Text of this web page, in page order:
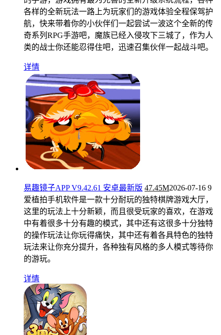
各样的全新玩法一路上为玩家们的游戏体验全程保驾护
航，快来带着你的小伙伴们一起尝试一波这个全新的传
奇系列RPG手游吧，魔族已经入侵攻下三城了，作为人
类的战士你还能忍得住吧，迅速召集伙伴一起战斗吧。
详情
易趣镜子APP V9.42.61 安卓最新版 47.45M2026-07-16 9
爱植拍手机软件是一款十分耐玩的独特棋牌游戏大厅，
这里的玩法上十分新颖，而且很受玩家的喜欢，在游戏
中有着很多十分有趣的模式，其中还有这很多十分独特
的操作玩法让你玩得痛快，其中还有着各具特色的独特
玩法来让你充分提升，各种独有风格的多人模式等待你
的游玩。
详情